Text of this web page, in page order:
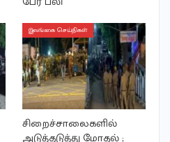
இலங்கை செய்திகள்
சிறைச்சாலைகளில்
அடுத்தடுத்து மோதல் ;